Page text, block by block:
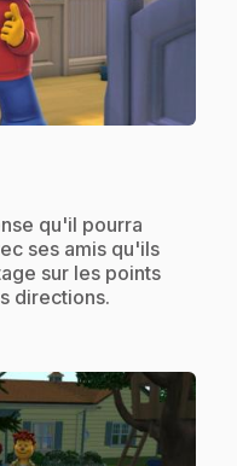
qu'il pourra
ses amis qu'ils
sur les points
directions.